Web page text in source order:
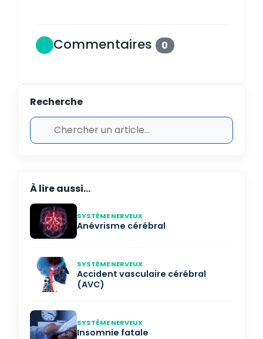
Commentaires 0
Recherche
À lire aussi...
SYSTÈME NERVEUX
Anévrisme cérébral
SYSTÈME NERVEUX
Accident vasculaire cérébral
(AVC)
SYSTÈME NERVEUX
Insomnie fatale